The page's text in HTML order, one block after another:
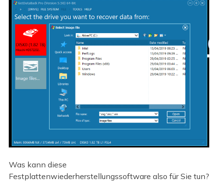
Was kann diese
Festplattenwiederherstellungssoftware also für Sie tun?